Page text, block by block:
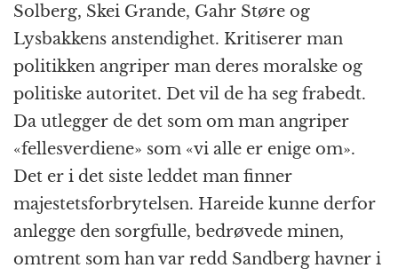
Solberg, Skei Grande, Gahr Støre og
Lysbakkens anstendighet. Kritiserer man
politikken angriper man deres moralske og
politiske autoritet. Det vil de ha seg frabedt.
Da utlegger de det som om man angriper
«fellesverdiene» som «vi alle er enige om».
Det er i det siste leddet man finner
majestetsforbrytelsen. Hareide kunne derfor
anlegge den sorgfulle, bedrøvede minen,
omtrent som han var redd Sandberg havner i